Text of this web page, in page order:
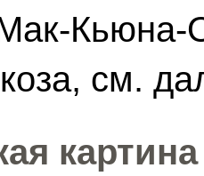
Кьюна-
см.